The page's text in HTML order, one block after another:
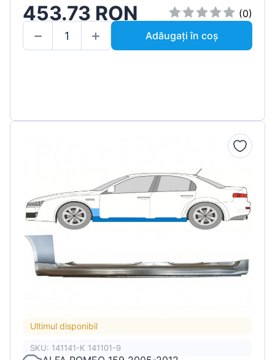
453.73 RON
(0)
Adăugați în coș
Ultimul disponibil
SKU: 141141-K 141101-9